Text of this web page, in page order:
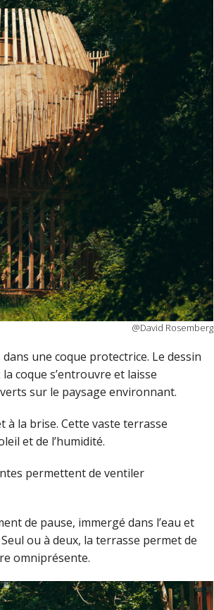
@David Rosemberg
une coque protectrice. Le dessin
coque s’entrouvre et laisse
sur le paysage environnant.
à la brise. Cette vaste terrasse
et de l’humidité.
permettent de ventiler
de pause, immergé dans l’eau et
ou à deux, la terrasse permet de
omniprésente.